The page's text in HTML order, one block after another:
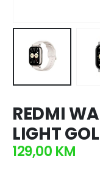
REDMI
LIGHT
129,00 KM